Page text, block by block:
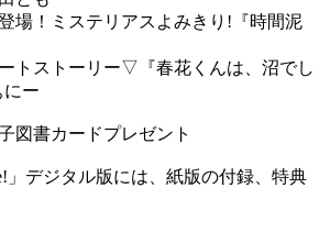
場！ミステリアスよみきり!『時間泥
トストーリー▽『春花くんは、沼でし
にー
図書カードプレゼント
」デジタル版には、紙版の付録、特典